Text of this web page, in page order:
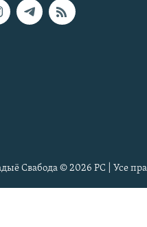
Свабода © 2026 РС | Усе